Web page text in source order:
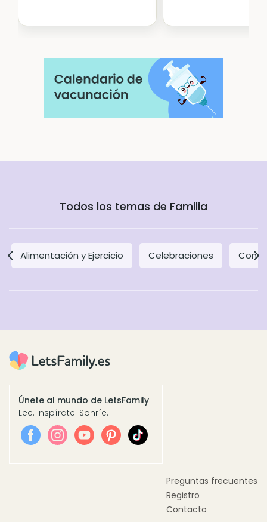
Todos los temas de Familia
Alimentación y Ejercicio Celebraciones
Únete al mundo de LetsFamily
Lee. Inspírate. Sonríe.
Preguntas frecuentes
Registro
Contacto